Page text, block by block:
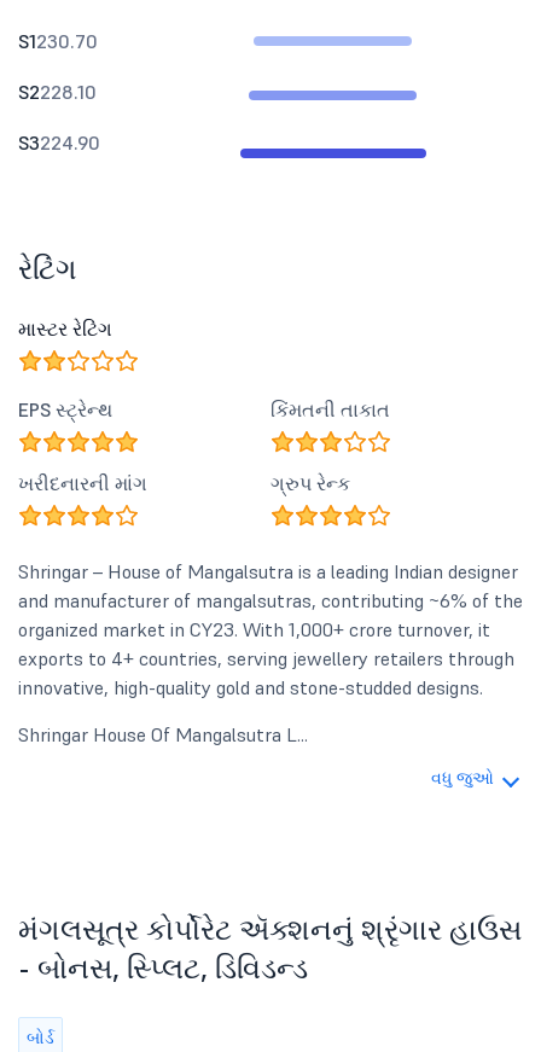
S1230.70
S2228.10
S3224.90
રેટિંગ
માસ્ટર રેટિંગ
EPS સ્ટ્રેન્થ કિંમતની તાકાત
ખરીદનારની માંગ ગ્રુપ રેન્ક
Shringar – House of Mangalsutra is a leading Indian designer
and manufacturer of mangalsutras, contributing ~6% of the
organized market in CY23. With 1,000+ crore turnover, it
exports to 4+ countries, serving jewellery retailers through
innovative, high-quality gold and stone-studded designs.
Shringar House Of Mangalsutra L...
વધુ જુઓ
મંગલસૂત્ર કોર્પોરેટ ઍક્શનનું શ્રૃંગાર હાઉસ
- બોનસ, સ્પ્લિટ, ડિવિડન્ડ
બોર્ડ